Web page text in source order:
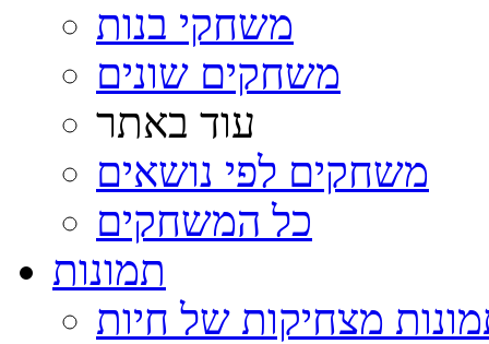
משחקי בנות
משחקים שונים
עוד באתר
משחקים לפי נושאים
כל המשחקים
תמונות
מצחיקות של חיות